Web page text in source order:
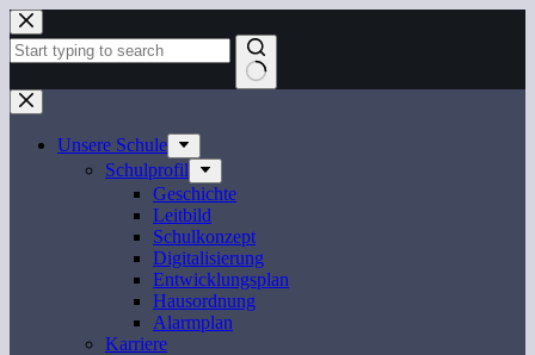
Zum
Inhalt
springen
Keine
Ergebnisse
Unsere Schule
Schulprofil
Geschichte
Leitbild
Schulkonzept
Digitalisierung
Entwicklungsplan
Hausordnung
Alarmplan
Karriere